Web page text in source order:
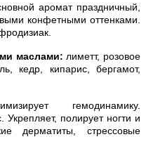
аромат праздничный,
конфетными оттенками.
маслами: лиметт, розовое
кедр, кипарис, бергамот,
гемодинамику.
полирует ногти и
дерматиты, стрессовые